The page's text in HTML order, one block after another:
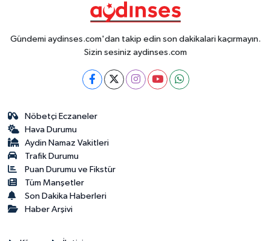
Gündemi aydinses.com'dan takip edin son dakikalari kaçırmayın.
Sizin sesiniz aydinses.com
Nöbetçi Eczaneler
Hava Durumu
Aydin Namaz Vakitleri
Trafik Durumu
Puan Durumu ve Fikstür
Tüm Manşetler
Son Dakika Haberleri
Haber Arşivi